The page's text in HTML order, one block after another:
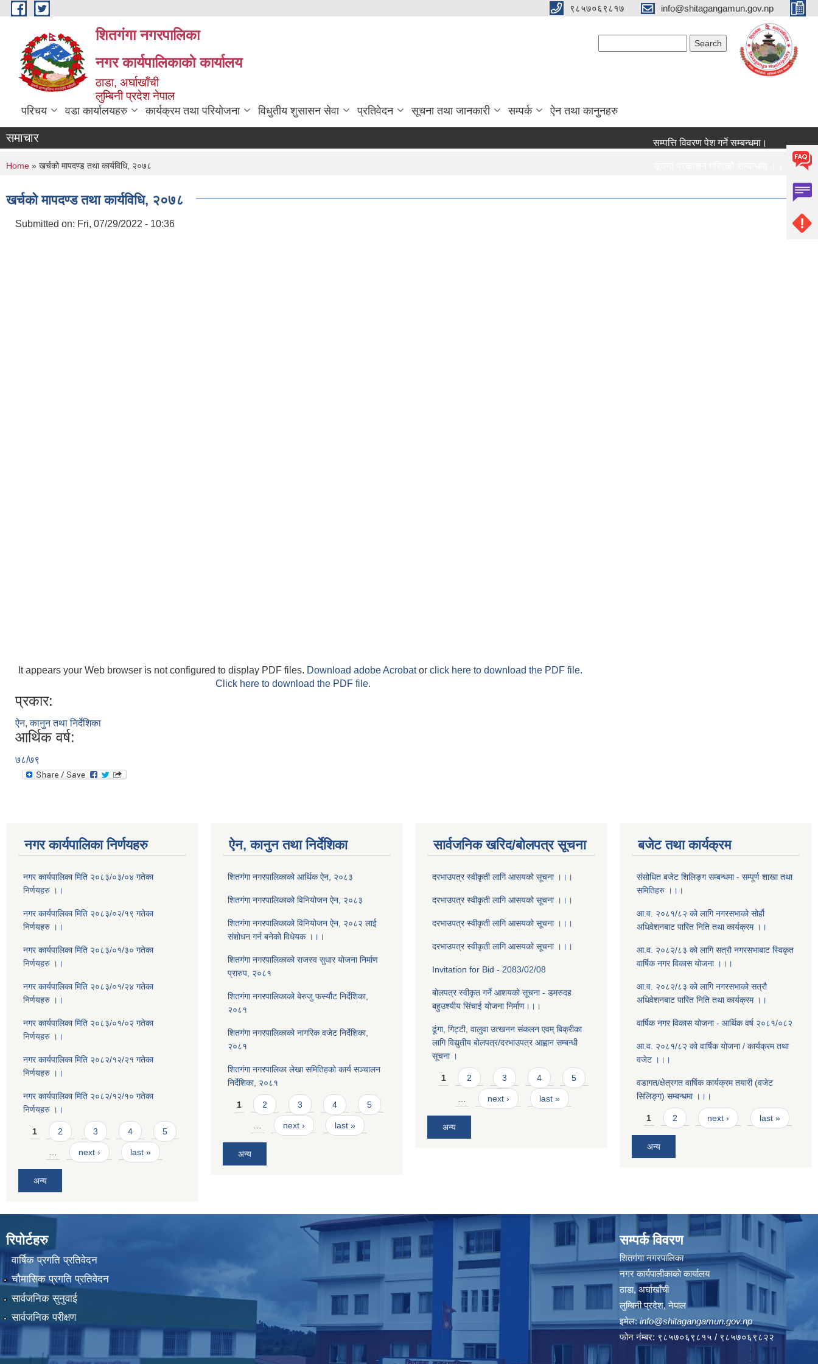
Skip to main content ९८५७०६९८१७ info@shitagangamun.gov.np
शितगंगा नगरपालिका
नगर कार्यपालिकाकाे कार्यालय
ठाडा, अर्घाखाँची
लुम्बिनी प्रदेश नेपाल
परिचय वडा कार्यालयहरु कार्यक्रम तथा परियोजना विधुतीय शुसासन सेवा प्रतिवेदन सूचना तथा जानकारी सम्पर्क ऐन तथा कानुनहरु
समाचार सम्पत्ति विवरण पेश गर्ने सम्बन्धमा।
सामाजिक सुरक्षा भत्ता नविकरण सम्बन्धी सूचना ।।।
You are here
Home » खर्चको मापदण्ड तथा कार्यविधि, २०७८
खर्चको मापदण्ड तथा कार्यविधि, २०७८
Submitted on: Fri, 07/29/2022 - 10:36
It appears your Web browser is not configured to display PDF files. Download adobe Acrobator click here to download the PDF file.
Click here to download the PDF file.
प्रकार:
ऐन, कानुन तथा निर्देशिका
आर्थिक वर्ष:
७८/७९
नगर कार्यपालिका निर्णयहरु
नगर कार्यपालिका मिति २०८३/०३/०४ गतेका
निर्णयहरु ।।
नगर कार्यपालिका मिति २०८३/०२/१९ गतेका
निर्णयहरु ।।
नगर कार्यपालिका मिति २०८३/०१/३० गतेका
निर्णयहरु ।।
नगर कार्यपालिका मिति २०८३/०१/२४ गतेका
निर्णयहरु ।।
नगर कार्यपालिका मिति २०८३/०१/०२ गतेका
निर्णयहरु ।।
नगर कार्यपालिका मिति २०८२/१२/२१ गतेका
निर्णयहरु ।।
नगर कार्यपालिका मिति २०८२/१२/१० गतेका
निर्णयहरु ।।
Pages
1 2 3 4 5
next › last »
अन्य
ऐन, कानुन तथा निर्देशिका
शितगंगा नगरपालिकाको आर्थिक ऐन, २०८३
शितगंगा नगरपालिकाको विनियोजन ऐन, २०८३
शितगंगा नगरपालिकाको विनियोजन ऐन, २०८२ लाई
संशोधन गर्न बनेको विधेयक ।।।
शितगंगा नगरपालिकाको राजस्व सुधार योजना निर्माण
प्रारुप, २०८१
शितगंगा नगरपालिकाको बेरुजु फर्स्यौट निर्देशिका,
२०८१
शितगंगा नगरपालिकाको नागरिक वजेट निर्देशिका,
२०८१
शितगंगा नगरपालिका लेखा समितिहको कार्य सञ्चालन
निर्देशिका, २०८१
Pages
1 2 3 4 5
next › last »
अन्य
सार्वजनिक खरिद/बोलपत्र सूचना
दरभाउपत्र स्वीकृती लागि आसयको सूचना ।।।
दरभाउपत्र स्वीकृती लागि आसयको सूचना ।।।
दरभाउपत्र स्वीकृती लागि आसयको सूचना ।।।
दरभाउपत्र स्वीकृती लागि आसयको सूचना ।।।
Invitation for Bid - 2083/02/08
बोलपत्र स्वीकृत गर्ने आशयको सूचना - डमरुदह
बहुउश्यीय सिंचाई योजना निर्माण।।।
ढूंगा, गिट्टी, वालुवा उत्खनन संकलन एवम् बिक्रीका
लागि विद्युतीय बोलपत्र/दरभाउपत्र आह्वान सम्बन्धी
सूचना ।
Pages
1 2 3 4 5
next › last »
अन्य
बजेट तथा कार्यक्रम
संसोधित बजेट शिलिङ्ग सम्बन्धमा - सम्पूर्ण शाखा तथा
समितिहरु ।।।
आ.व. २०८१/८२ को लागि नगरसभाको सोर्हौ
अधिवेशनबाट पारित निति तथा कार्यक्रम ।।
आ.व. २०८२/८३ को लागि सत्रौ नगरसभाबाट स्विकृत
वार्षिक नगर विकास योजना ।।।
आ.व. २०८२/८३ को लागि नगरसभाको सत्रौ
अधिवेशनबाट पारित निति तथा कार्यक्रम ।।
वार्षिक नगर विकास योजना - आर्थिक वर्ष २०८१/०८२
आ.व. २०८१/८२ को वार्षिक योजना / कार्यक्रम तथा
वजेट ।।।
वडागत/क्षेत्रगत वार्षिक कार्यक्रम तयारी (वजेट
सिलिङ्ग) सम्बन्धमा ।।।
Pages
1 2 next › last »
अन्य
रिपोर्टहरु
वार्षिक प्रगति प्रतिवेदन
चौमासिक प्रगति प्रतिवेदन
सार्वजनिक सुनुवाई
सार्वजनिक परीक्षण
सम्पर्क विवरण
शितगंगा नगरपालिका
नगर कार्यपालीकाकाे कार्यालय
ठाडा, अर्घाखाँची
लुम्बिनी प्रदेश, नेपाल
इमेल:info@shitagangamun.gov.np
फोन नंम्बर: ९८५७०६९८१५ / ९८५७०६९८२२